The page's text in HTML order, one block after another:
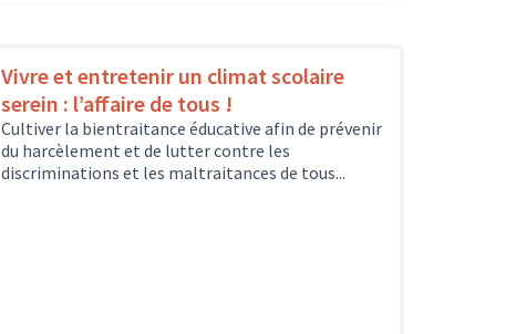
Vivre et entretenir un climat scolaire
serein : l’affaire de tous !
Cultiver la bientraitance éducative afin de prévenir
du harcèlement et de lutter contre les
discriminations et les maltraitances de tous...